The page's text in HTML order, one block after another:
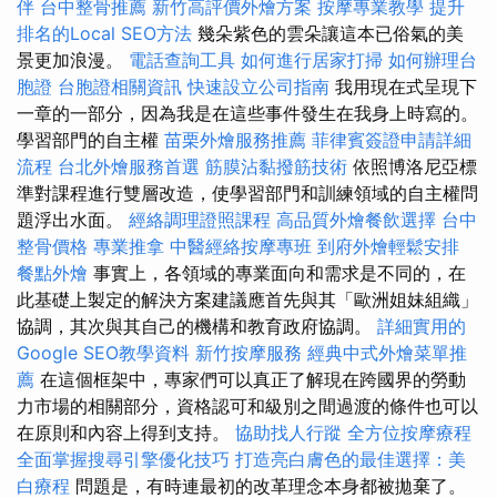
伴 台中整骨推薦 新竹高評價外燴方案 按摩專業教學 提升
排名的Local SEO方法 幾朵紫色的雲朵讓這本已俗氣的美
景更加浪漫。 電話查詢工具 如何進行居家打掃 如何辦理台
胞證 台胞證相關資訊 快速設立公司指南 我用現在式呈現下
一章的一部分，因為我是在這些事件發生在我身上時寫的。
學習部門的自主權 苗栗外燴服務推薦 菲律賓簽證申請詳細
流程 台北外燴服務首選 筋膜沾黏撥筋技術 依照博洛尼亞標
準對課程進行雙層改造，使學習部門和訓練領域的自主權問
題浮出水面。 經絡調理證照課程 高品質外燴餐飲選擇 台中
整骨價格 專業推拿 中醫經絡按摩專班 到府外燴輕鬆安排
餐點外燴 事實上，各領域的專業面向和需求是不同的，在
此基礎上製定的解決方案建議應首先與其「歐洲姐妹組織」
協調，其次與其自己的機構和教育政府協調。 詳細實用的
Google SEO教學資料 新竹按摩服務 經典中式外燴菜單推
薦 在這個框架中，專家們可以真正了解現在跨國界的勞動
力市場的相關部分，資格認可和級別之間過渡的條件也可以
在原則和內容上得到支持。 協助找人行蹤 全方位按摩療程
全面掌握搜尋引擎優化技巧 打造亮白膚色的最佳選擇：美
白療程 問題是，有時連最初的改革理念本身都被拋棄了。